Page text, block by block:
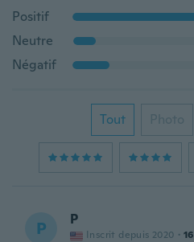
Positif
Neutre
Négatif
Tout Photo
P P
Inscrit depuis 2020 · 16